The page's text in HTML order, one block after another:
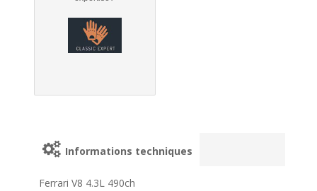
Informations techniques
Ferrari V8 4.3L 490ch